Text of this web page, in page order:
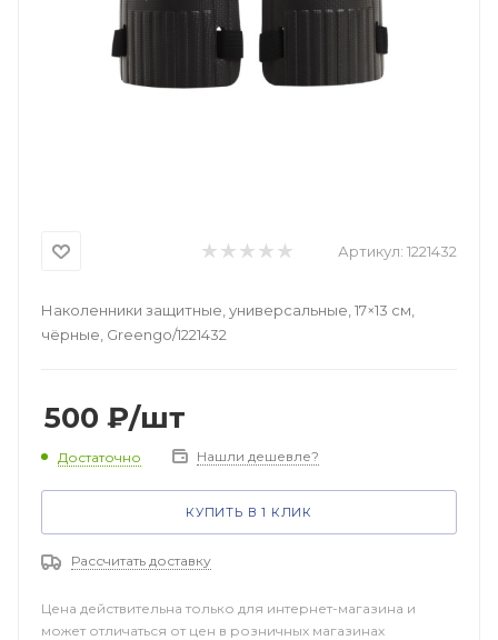
Артикул: 1221432
Наколенники защитные, универсальные, 17×13 см,
чёрные, Greengo/1221432
500 ₽/шт
Достаточно Нашли дешевле?
КУПИТЬ В 1 КЛИК
Рассчитать доставку
Цена действительна только для интернет-магазина и
может отличаться от цен в розничных магазинах